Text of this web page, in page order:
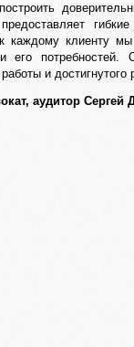
каждому клиенту
его потребностей.
и достигнутого
аудитор Сергей